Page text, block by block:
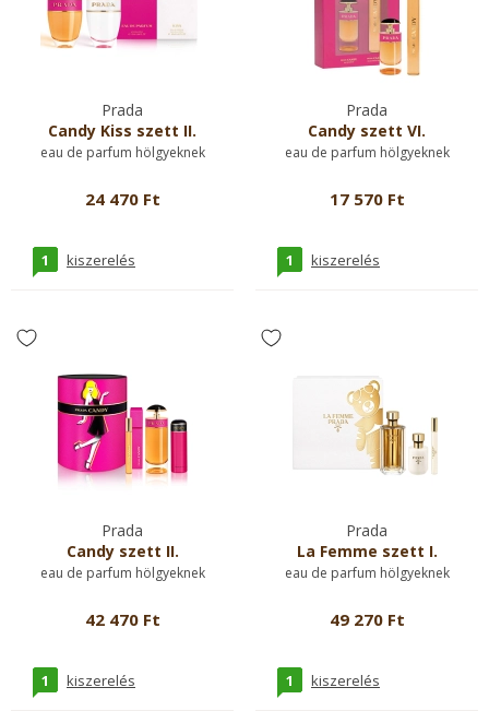
Prada
Candy Kiss szett II.
eau de parfum hölgyeknek
24 470 Ft
1 kiszerelés
Prada
Candy szett VI.
eau de parfum hölgyeknek
17 570 Ft
1 kiszerelés
Prada
Candy szett II.
eau de parfum hölgyeknek
42 470 Ft
1 kiszerelés
Prada
La Femme szett I.
eau de parfum hölgyeknek
49 270 Ft
1 kiszerelés